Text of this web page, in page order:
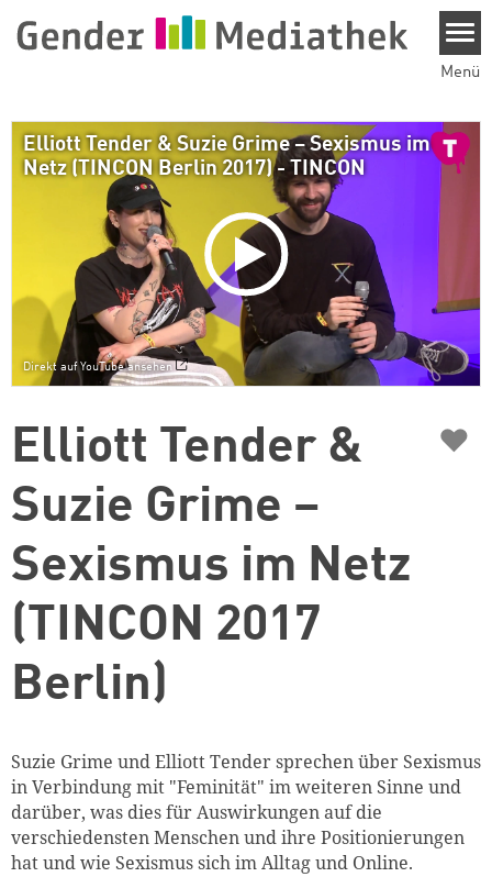
Menü
Elliott Tender & Suzie Grime – Sexismus im
Netz (TINCON Berlin 2017) - TINCON
Direkt auf YouTube ansehen
Elliott Tender &
Suzie Grime –
Sexismus im Netz
(TINCON 2017
Berlin)
♥
Suzie Grime und Elliott Tender sprechen über Sexismus
in Verbindung mit "Feminität" im weiteren Sinne und
darüber, was dies für Auswirkungen auf die
verschiedensten Menschen und ihre Positionierungen
hat und wie Sexismus sich im Alltag und Online.